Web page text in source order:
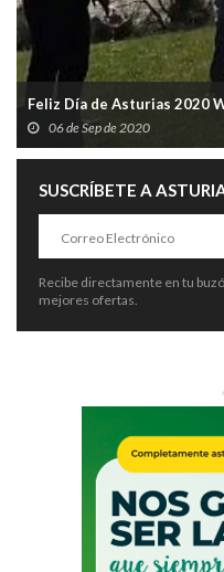
Feliz Día de Asturias 2020
06 de Sep de 2020
SUSCRÍBETE A
Recibe directamente en tu
mejores ofertas.